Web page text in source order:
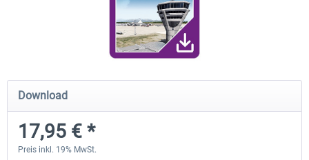
Airport Berlin Brandenburg V2 XP
29,95 € *
Airport Zürich V2.0 XP
Download
17,95 € *
Preis inkl. 19% MwSt.